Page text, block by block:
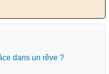
dans un rêve ?